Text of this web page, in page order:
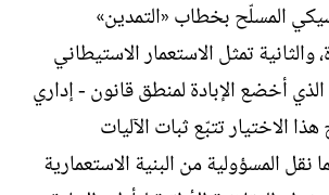
المسلّح بخطاب «التمدين»
والثانية تمثل الاستعمار الاستيطاني
الذي أخضع الإبادة لمنطق قانون - إداري
الاختيار تتبّع ثبات الآليات
نقل المسؤولية من البنية الاستعمارية